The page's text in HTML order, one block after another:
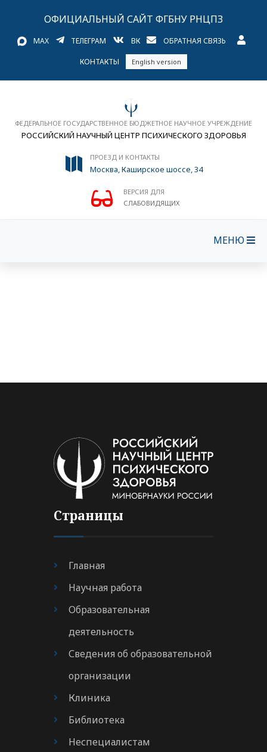
ОФИЦИАЛЬНЫЙ САЙТ ФГБНУ РНЦПЗ
MAX ТЕЛЕГРАМ ВК ОБРАТНАЯ СВЯЗЬ
КОНТАКТЫ English version
ФЕДЕРАЛЬНОЕ ГОСУДАРСТВЕННОЕ БЮДЖЕТНОЕ НАУЧНОЕ УЧРЕЖДЕНИЕ
РОССИЙСКИЙ НАУЧНЫЙ ЦЕНТР ПСИХИЧЕСКОГО ЗДОРОВЬЯ
ПРОЕЗД И КОНТАКТЫ
Москва, Каширское шоссе, 34
ВЕРСИЯ ДЛЯ
СЛАБОВИДЯЩИХ
МЕНЮ
Страницы
Главная
Научная работа
Образовательная
деятельность
Сведения об образовательной
организации
Клиника
Библиотека
Неспециалистам